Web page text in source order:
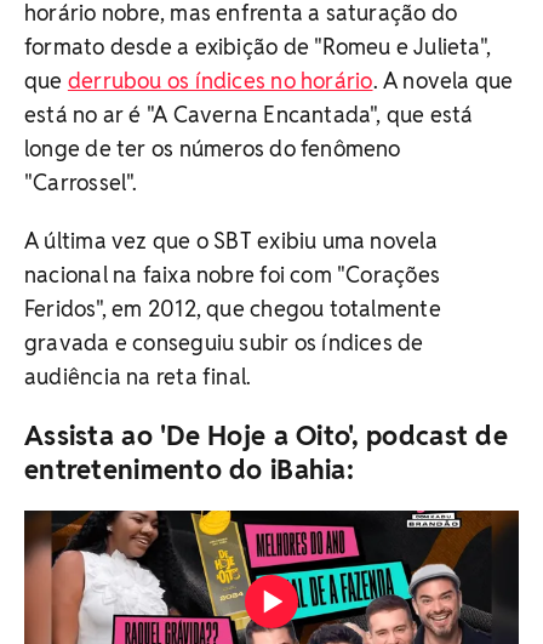
horário nobre, mas enfrenta a saturação do
formato desde a exibição de "Romeu e Julieta",
que derrubou os índices no horário. A novela que
está no ar é "A Caverna Encantada", que está
longe de ter os números do fenômeno
"Carrossel".
A última vez que o SBT exibiu uma novela
nacional na faixa nobre foi com "Corações
Feridos", em 2012, que chegou totalmente
gravada e conseguiu subir os índices de
audiência na reta final.
Assista ao 'De Hoje a Oito', podcast de
entretenimento do iBahia: